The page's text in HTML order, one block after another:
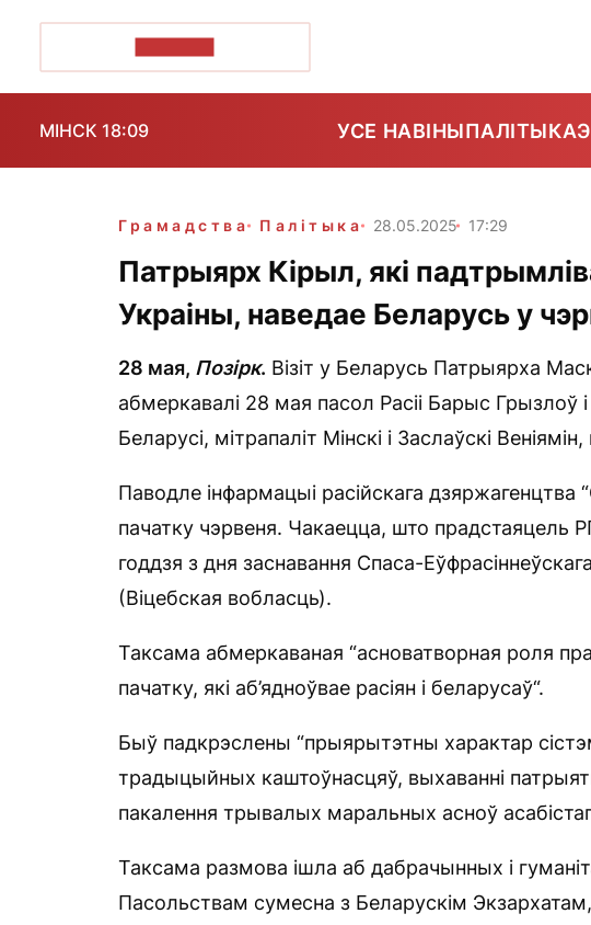
МІНСК 18:09 УСЕ НАВІНЫПАЛІТЫКА
Грамадства Палітыка 28.05.2025 17:29
Патрыярх Кірыл, які
Украіны, наведае Беларусь у
28 мая, Позірк. Візіт у Беларусь Патрыярха
абмеркавалі 28 мая пасол Расіі Барыс
Беларусі, мітрапаліт Мінскі і Заслаўскі
Паводле інфармацыі расійскага дзяржагенцтва
пачатку чэрвеня. Чакаецца, што прадстаяцель
годдзя з дня заснавання Спаса-
(Віцебская вобласць).
Таксама абмеркаваная “асноватворная роля
пачатку, які аб’ядноўвае расіян і беларусаў“.
Быў падкрэслены “прыярытэтны характар
традыцыйных каштоўнасцяў, выхаванні
пакалення трывалых маральных асноў
Таксама размова ішла аб дабрачынных і
Пасольствам сумесна з Беларускім